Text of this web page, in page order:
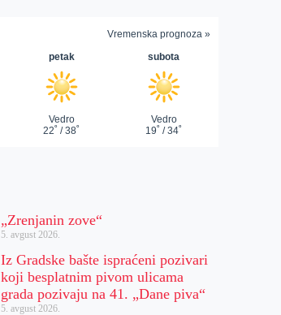
„Zrenjanin zove“
5. avgust 2026.
Iz Gradske bašte ispraćeni pozivari
koji besplatnim pivom ulicama
grada pozivaju na 41. „Dane piva“
5. avgust 2026.